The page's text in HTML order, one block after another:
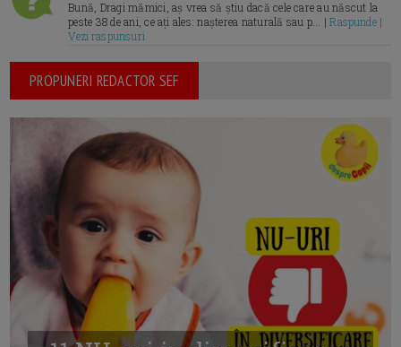
Bună, Dragi mămici, aș vrea să știu dacă cele care au născut la
peste 38 de ani, ce ați ales: nașterea naturală sau p... |Raspunde |
Vezi raspunsuri
PROPUNERI REDACTOR SEF